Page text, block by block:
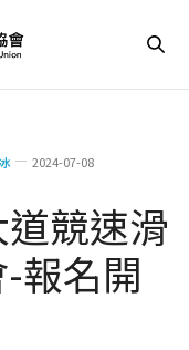
2024-07-08
道競速滑
報名開